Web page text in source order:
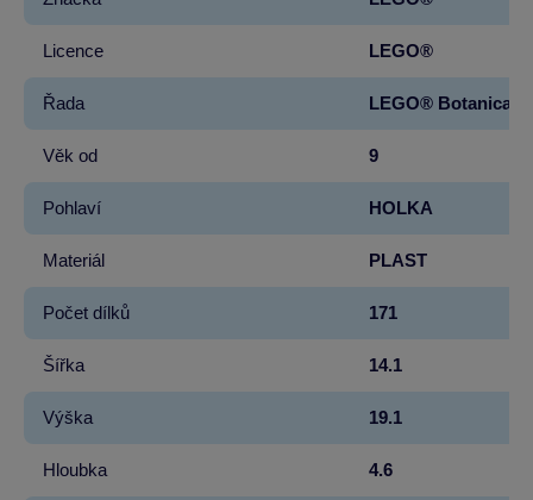
Licence LEGO®
Řada LEGO® Botanicals
Věk od 9
Pohlaví HOLKA
Materiál PLAST
Počet dílků 171
Šířka 14.1
Výška 19.1
Hloubka 4.6